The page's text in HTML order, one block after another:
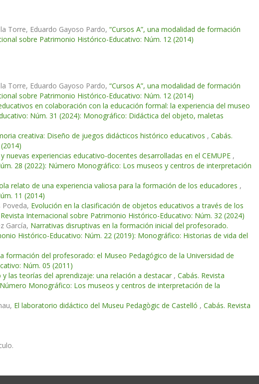
Torre, Eduardo Gayoso Pardo, “Cursos A”, una modalidad de formación
sobre Patrimonio Histórico-Educativo: Núm. 12 (2014)
Torre, Eduardo Gayoso Pardo, “Cursos A”, una modalidad de formación
sobre Patrimonio Histórico-Educativo: Núm. 12 (2014)
en colaboración con la educación formal: la experiencia del museo
Núm. 31 (2024): Monográfico: Didáctica del objeto, maletas
creativa: Diseño de juegos didácticos histórico educativos , Cabás.
nuevas experiencias educativo-docentes desarrolladas en el CEMUPE ,
28 (2022): Número Monográfico: Los museos y centros de interpretación
relato de una experiencia valiosa para la formación de los educadores ,
11 (2014)
Poveda, Evolución en la clasificación de objetos educativos a través de los
Internacional sobre Patrimonio Histórico-Educativo: Núm. 32 (2024)
García, Narrativas disruptivas en la formación inicial del profesorado.
Histórico-Educativo: Núm. 22 (2019): Monográfico: Historias de vida del
formación del profesorado: el Museo Pedagógico de la Universidad de
Núm. 05 (2011)
las teorías del aprendizaje: una relación a destacar , Cabás. Revista
Monográfico: Los museos y centros de interpretación de la
El laboratorio didáctico del Museu Pedagògic de Castelló , Cabás. Revista